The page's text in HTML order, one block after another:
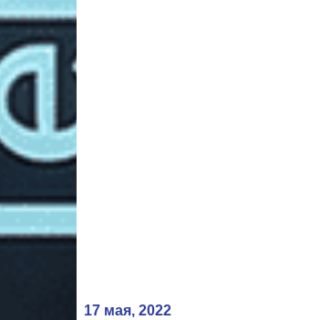
17 мая, 2022